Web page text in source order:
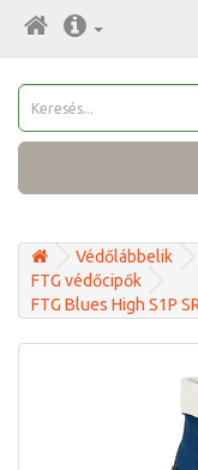
Védőlábbelik
FTG védőcipők
FTG Blues High S1P